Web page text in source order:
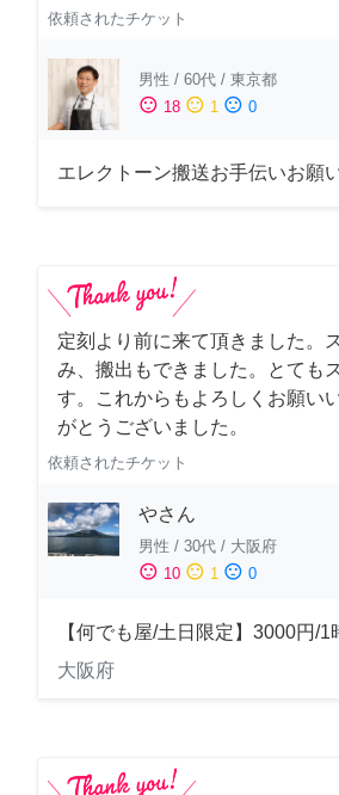
依頼されたチケット
男性 / 60代 / 東京都
sentiment_satisfied 18 sentiment_neutral 1 sentiment_dissatisfied 0
エレクトーン搬送お手伝いお願
定刻より前に来て頂きました。
み、搬出もできました。とても
す。これからもよろしくお願い
がとうございました。
依頼されたチケット
やさん
男性 / 30代 / 大阪府
sentiment_satisfied 10 sentiment_neutral 1 sentiment_dissatisfied 0
【何でも屋/土日限定】3000円/1
大阪府